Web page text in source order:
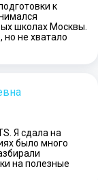
к
школах Москвы.
но не хватало
Я сдала на
было много
на полезные